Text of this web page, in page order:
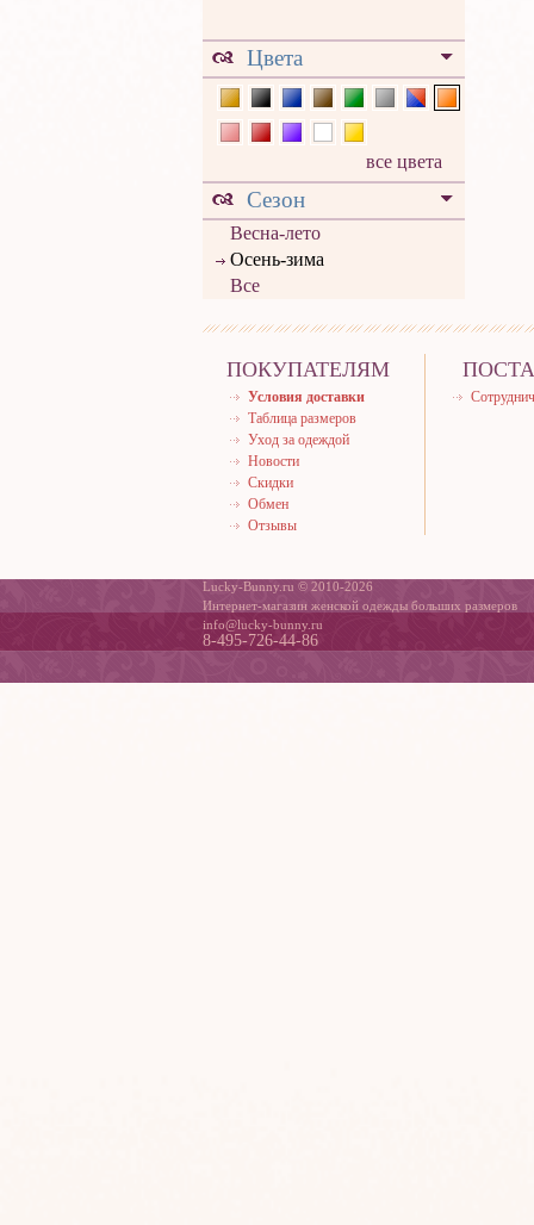
Цвета
все цвета
Сезон
Весна-лето
Осень-зима
Все
ПОКУПАТЕЛЯМ
Условия доставки
Таблица размеров
Уход за одеждой
Новости
Скидки
Обмен
Отзывы
Lucky-Bunny.ru © 2010-2026
Интернет-магазин женской одежды больших размеров
info@lucky-bunny.ru
8-495-726-44-86